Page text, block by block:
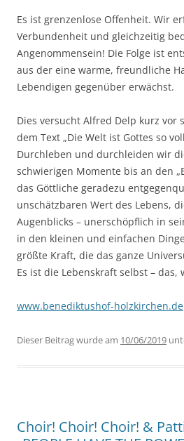
Es ist grenzenlose Offenheit. Wir
Verbundenheit und gleichzeitig
Angenommensein! Die Folge ist
aus der eine warme, freundliche
Lebendigen gegenüber erwächst.
Dies versucht Alfred Delp kurz vor
dem Text „Die Welt ist Gottes so
Durchleben und durchleiden wir
schwierigen Momente bis an den
das Göttliche geradezu
unschätzbaren Wert des Lebens,
Augenblicks – unerschöpflich in
in den kleinen und einfachen
größte Kraft, die das ganze
Es ist die Lebenskraft selbst – das,
www.benediktushof-holzkirchen.de
Dieser Beitrag wurde am 10/06/2019
Choir! Choir! Choir! &